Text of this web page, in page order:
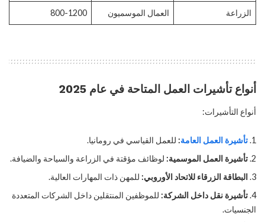
الزراعة العمال الموسميون 800-1200
أنواع تأشيرات العمل المتاحة في عام 2025
أنواع التأشيرات:
تأشيرة العمل العامة: للعمل القياسي في رومانيا.
تأشيرة العمل الموسمية: لوظائف مؤقتة في الزراعة والسياحة والضيافة.
البطاقة الزرقاء للاتحاد الأوروبي: للمهن ذات المهارات العالية.
تأشيرة نقل داخل الشركة: للموظفين المنتقلين داخل الشركات المتعددة
الجنسيات.